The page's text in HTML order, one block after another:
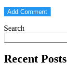
Search
Recent Posts